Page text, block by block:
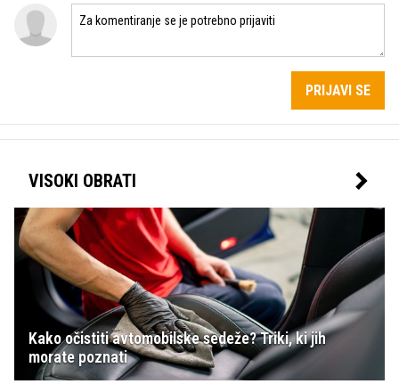
PRIJAVI SE
VISOKI OBRATI
Kako očistiti avtomobilske sedeže? Triki, ki jih
morate poznati